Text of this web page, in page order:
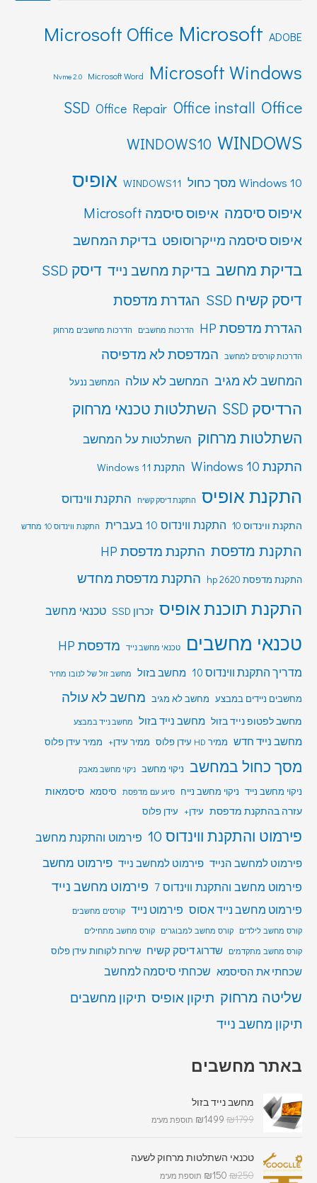
ADOBE
Microsoft
Microsoft Office
Microsoft Windows
Microsoft Word
Nvme 2.0
Office
Office install
Office Repair
SSD
WINDOWS
WINDOWS10
Windows 10 מסך כחול WINDOWS11 אופיס
איפוס סיסמה איפוס סיסמה Microsoft
איפוס סיסמה מייקרוסופט בדיקת המחשב
בדיקת מחשב בדיקת מחשב נייד דיסק SSD
דיסק קשיח SSD
הגדרת מדפסת
הגדרת מדפסת HP הדרכות מחשבים הדרכות מחשבים מרחוק
הדרכות קורסים למחשב המדפסת לא מדפיסה
המחשב לא מגיב המחשב לא עולה המחשב ננעל
הרדיסק SSD
השתלטות טכנאי מרחוק
השתלטות מרחוק השתלטות על המחשב
התקנת Windows 10 התקנת Windows 11
התקנת אופיס התקנת דיסק קשיח התקנת ווינדוס
התקנת ווינדוס 10 התקנת ווינדוס 10 בעברית התקנת ווינדוס 10 מחדש
התקנת מדפסת התקנת מדפסת HP
התקנת מדפסת hp 2620 התקנת מדפסת מחדש
התקנת תוכנת אופיס זכרון SSD טכנאי מחשב
טכנאי מחשבים טכנאי מחשב נייד מדפסת HP
מדריך התקנת ווינדוס 10 מחשב בזול מחשב זול של לנובו מחיר
מחשבים ניידים במבצע מחשב לא מגיב מחשב לא עולה
מחשב לפטופ נייד בזול מחשב נייד בזול מחשב נייד במבצע
מחשב נייד חדש ממיר HD עידן פלוס ממיר עידן+ ממיר עידן פלוס
מסך כחול במחשב ניקוי מחשב ניקוי מחשב מאבק
ניקוי מחשב נייד ניקוי מחשב נייח סיוע עם מדפסת סיסמא סיסמאות
עזרה בהתקנת מדפסת עידן+ עידן פלוס
פירמוט והתקנת ווינדוס 10 פירמוט והתקנת מחשב
פירמוט למחשב הנייד פירמוט למחשב נייד פירמוט מחשב
פירמוט מחשב והתקנת ווינדוס 7
פירמוט מחשב נייד
פירמוט מחשב נייד אסוס פירמוט נייד קורסים מחשבים
קורס מחשב לילדים
קורס מחשב למבוגרים
קורס מחשב מתחילים
קורס מחשב מתקדמים
שדרוג דיסק קשיח שירות לקוחות עידן פלוס
שכחתי את הסיסמא שכחתי סיסמה למחשב
שליטה מרחוק תיקון אופיס תיקון מחשבים
תיקון מחשב נייד
באתר מחשבים
מחשב נייד בזול
₪1799
₪1499 תוספת מע"מ
טכנאי השתלטות מרחוק לשעה
₪250
₪150 תוספת מע"מ